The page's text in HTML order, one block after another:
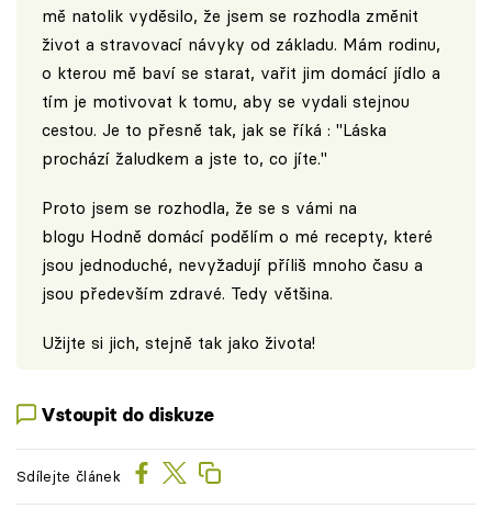
mě natolik vyděsilo, že jsem se rozhodla změnit
život a stravovací návyky od základu. Mám rodinu,
o kterou mě baví se starat, vařit jim domácí jídlo a
tím je motivovat k tomu, aby se vydali stejnou
cestou. Je to přesně tak, jak se říká : "Láska
prochází žaludkem a jste to, co jíte."
Proto jsem se rozhodla, že se s vámi na
blogu Hodně domácípodělím o mé recepty, které
jsou jednoduché, nevyžadují příliš mnoho času a
jsou především zdravé. Tedy většina.
Užijte si jich, stejně tak jako života!
Vstoupit do diskuze
Sdílejte článek